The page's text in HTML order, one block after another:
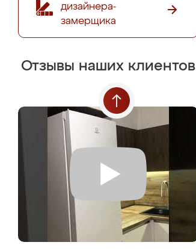
дизайнера-
замерщика
Отзывы наших клиентов